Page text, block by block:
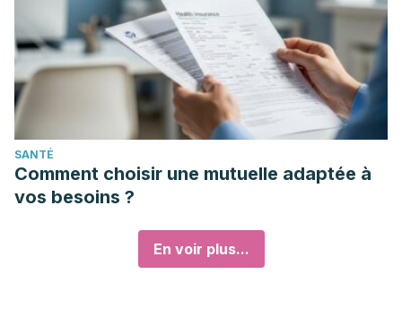
SANTÉ
Comment choisir une mutuelle adaptée à
vos besoins ?
En voir plus...